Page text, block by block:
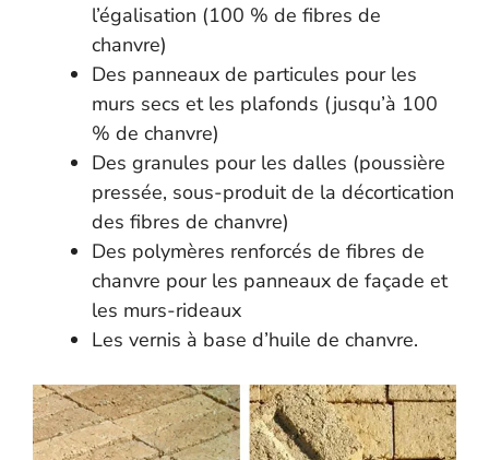
l’égalisation (100 % de fibres de
chanvre)
Des panneaux de particules pour les
murs secs et les plafonds (jusqu’à 100
% de chanvre)
Des granules pour les dalles (poussière
pressée, sous-produit de la décortication
des fibres de chanvre)
Des polymères renforcés de fibres de
chanvre pour les panneaux de façade et
les murs-rideaux
Les vernis à base d’huile de chanvre.